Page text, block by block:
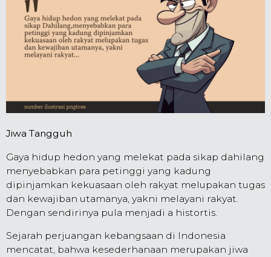
Jiwa Tangguh
Gaya hidup hedon yang melekat pada sikap dahilang
menyebabkan para petinggi yang kadung
dipinjamkan kekuasaan oleh rakyat melupakan tugas
dan kewajiban utamanya, yakni melayani rakyat.
Dengan sendirinya pula menjadi a histortis.
Sejarah perjuangan kebangsaan di Indonesia
mencatat, bahwa kesederhanaan merupakan jiwa